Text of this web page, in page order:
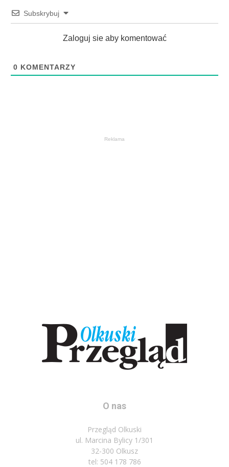
Subskrybuj
Zaloguj sie aby komentować
0 KOMENTARZY
Reklama
O nas
Przegląd Olkuski
ul. Marcina Bylicy 1/301
32-300 Olkusz
tel: 504 178 786